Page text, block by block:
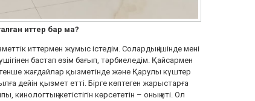
иттер бар ма?
иттермен жұмыс істедім. Солардың ішінде мені
бастап өзім бағып, тәрбиеледім. Қайсармен
жағдайлар қызметінде және Қарулы күштер
дейін қызмет етті. Бірге көптеген жарыстарға
жетістігін көрсететін – оның иті. Ол